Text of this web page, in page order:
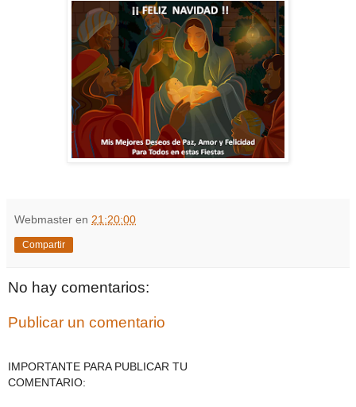
Webmaster en 21:20:00
Compartir
No hay comentarios:
Publicar un comentario
IMPORTANTE PARA PUBLICAR TU
COMENTARIO: